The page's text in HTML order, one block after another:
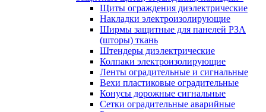
Щиты ограждения диэлектрические
Накладки электроизолирующие
Ширмы защитные для панелей РЗА
(шторы) ткань
Штендеры диэлектрические
Колпаки электроизолирующие
Ленты оградительные и сигнальные
Вехи пластиковые оградительные
Конусы дорожные сигнальные
Сетки оградительные аварийные